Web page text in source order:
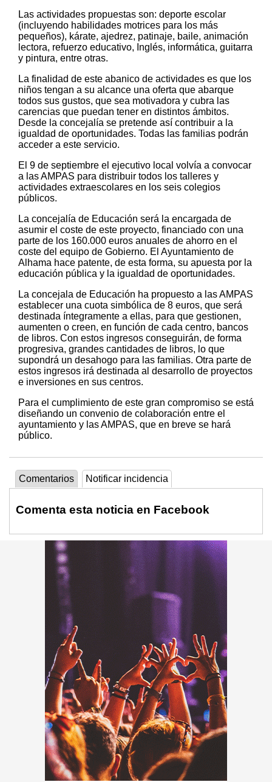
Las actividades propuestas son: deporte escolar
(incluyendo habilidades motrices para los más
pequeños), kárate, ajedrez, patinaje, baile, animación
lectora, refuerzo educativo, Inglés, informática, guitarra
y pintura, entre otras.
La finalidad de este abanico de actividades es que los
niños tengan a su alcance una oferta que abarque
todos sus gustos, que sea motivadora y cubra las
carencias que puedan tener en distintos ámbitos.
Desde la concejalía se pretende así contribuir a la
igualdad de oportunidades. Todas las familias podrán
acceder a este servicio.
El 9 de septiembre el ejecutivo local volvía a convocar
a las AMPAS para distribuir todos los talleres y
actividades extraescolares en los seis colegios
públicos.
La concejalía de Educación será la encargada de
asumir el coste de este proyecto, financiado con una
parte de los 160.000 euros anuales de ahorro en el
coste del equipo de Gobierno. El Ayuntamiento de
Alhama hace patente, de esta forma, su apuesta por la
educación pública y la igualdad de oportunidades.
La concejala de Educación ha propuesto a las AMPAS
establecer una cuota simbólica de 8 euros, que será
destinada íntegramente a ellas, para que gestionen,
aumenten o creen, en función de cada centro, bancos
de libros. Con estos ingresos conseguirán, de forma
progresiva, grandes cantidades de libros, lo que
supondrá un desahogo para las familias. Otra parte de
estos ingresos irá destinada al desarrollo de proyectos
e inversiones en sus centros.
Para el cumplimiento de este gran compromiso se está
diseñando un convenio de colaboración entre el
ayuntamiento y las AMPAS, que en breve se hará
público.
Comentarios Notificar incidencia
Comenta esta noticia en Facebook